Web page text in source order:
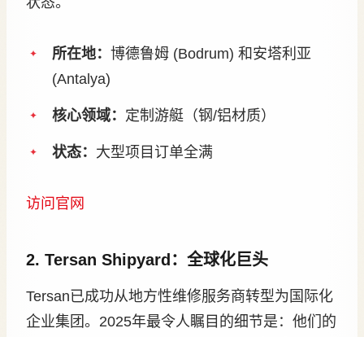
所在地： 博德鲁姆 (Bodrum) 和安塔利亚
(Antalya)
核心领域： 定制游艇（钢/铝材质）
状态： 大型项目订单全满
访问官网
2. Tersan Shipyard：全球化巨头
Tersan已成功从地方性维修服务商转型为国际化
企业集团。2025年最令人瞩目的细节是：他们的